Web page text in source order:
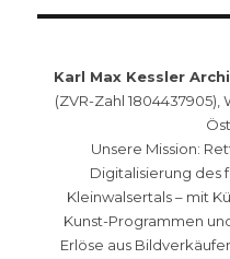
Karl Max Kessler
(ZVR-Zahl 1804437905),
Unsere Mission:
Digitalisierung des
Kleinwalsertals – mit
Kunst-Programmen
Erlöse aus